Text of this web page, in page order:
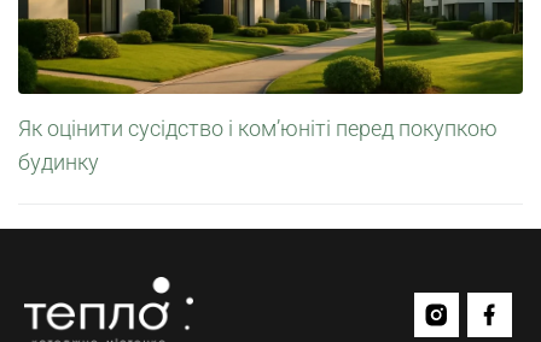
Як оцінити сусідство і ком’юніті перед покупкою
будинку